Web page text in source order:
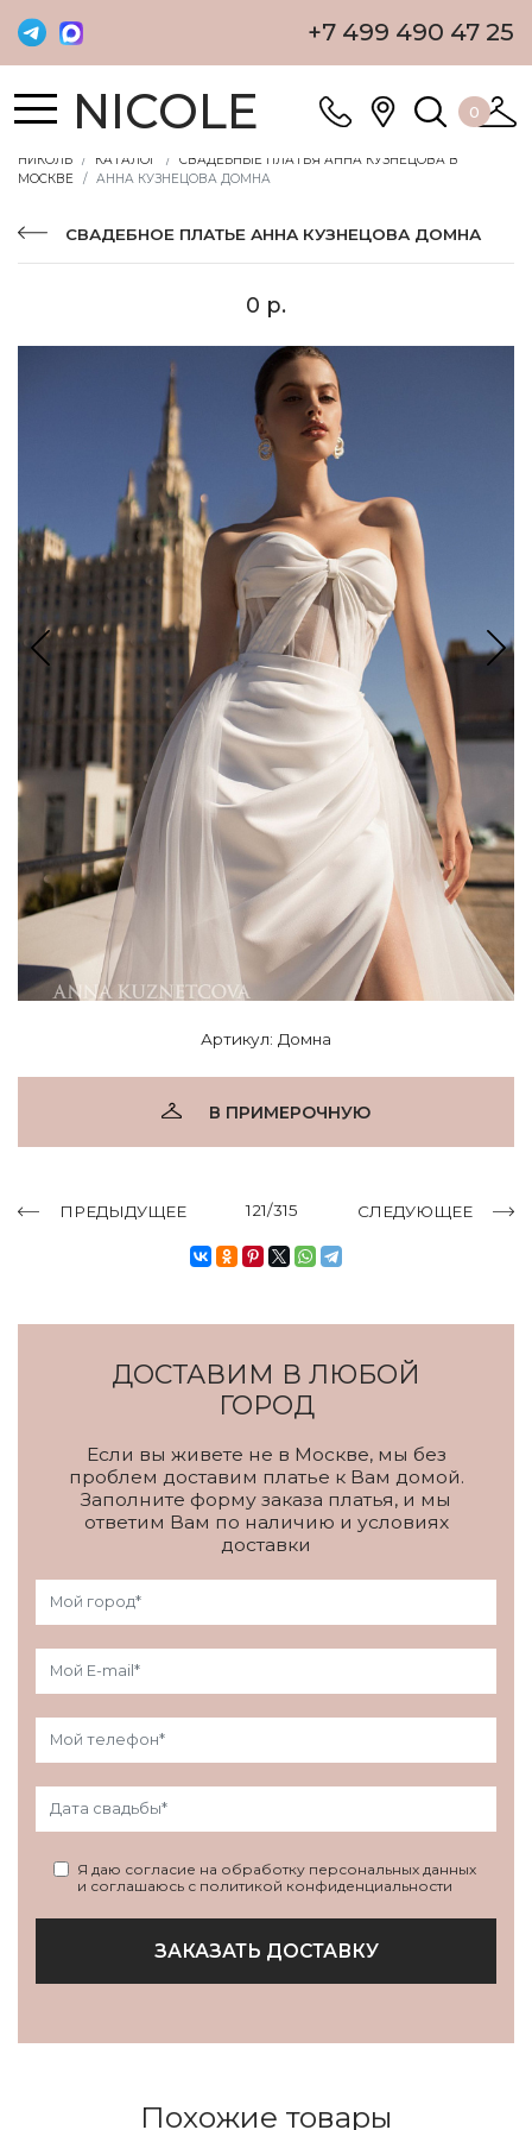
+7 499 490 47 25
NICOLE 0
НИКОЛЬ КАТАЛОГ
СВАДЕБНЫЕ ПЛАТЬЯ АННА КУЗНЕЦОВА В
МОСКВЕ
АННА КУЗНЕЦОВА ДОМНА
СВАДЕБНОЕ ПЛАТЬЕ АННА КУЗНЕЦОВА ДОМНА
0 р.
Артикул: Домна
В ПРИМЕРОЧНУЮ
ПРЕДЫДУЩЕЕ 121/315 СЛЕДУЮЩЕЕ
ДОСТАВИМ В ЛЮБОЙ
ГОРОД
Если вы живете не в Москве, мы без
проблем доставим платье к Вам домой.
Заполните форму заказа платья, и мы
ответим Вам по наличию и условиях
доставки
Я даю согласие на обработку персональных данных
и соглашаюсь с политикой конфиденциальности
ЗАКАЗАТЬ ДОСТАВКУ
Похожие товары